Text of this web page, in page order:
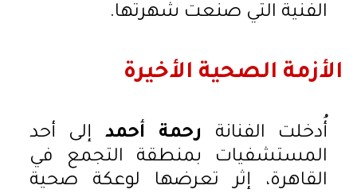
الفنية التي صنعت شهرتها.
الأزمة الصحية الأخيرة
أُدخلت الفنانة رحمة أحمدإلى أحد
المستشفيات بمنطقة التجمع في
القاهرة، إثر تعرضها لوعكة صحية